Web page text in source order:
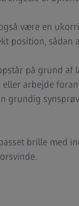
være en
position, sådan
på grund
arbejde
grundig
brille med